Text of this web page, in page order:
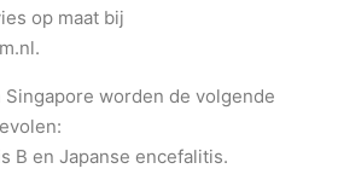
op maat bij
worden de volgende
B en Japanse encefalitis.